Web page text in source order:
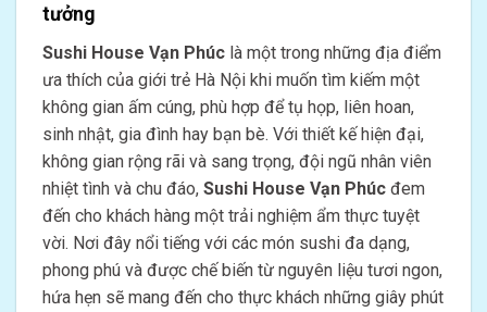
tưởng
Sushi House Vạn Phúc là một trong những địa điểm
ưa thích của giới trẻ Hà Nội khi muốn tìm kiếm một
không gian ấm cúng, phù hợp để tụ họp, liên hoan,
sinh nhật, gia đình hay bạn bè. Với thiết kế hiện đại,
không gian rộng rãi và sang trọng, đội ngũ nhân viên
nhiệt tình và chu đáo, Sushi House Vạn Phúc đem
đến cho khách hàng một trải nghiệm ẩm thực tuyệt
vời. Nơi đây nổi tiếng với các món sushi đa dạng,
phong phú và được chế biến từ nguyên liệu tươi ngon,
hứa hẹn sẽ mang đến cho thực khách những giây phút